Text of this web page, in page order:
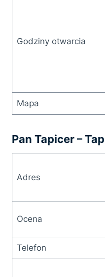
Godziny otwarcia
Mapa
Pan Tapicer –
Adres
Ocena
Telefon